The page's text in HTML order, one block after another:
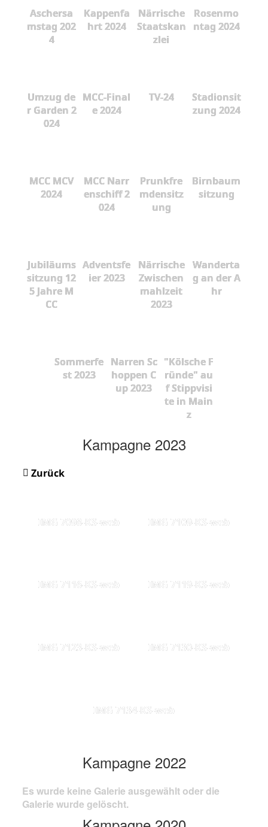
Aschersa
mstag 202
4
Kappenfa
hrt 2024
Närrische
Staatskan
zlei
Rosenmo
ntag 2024
Umzug de
r Garden 2
024
MCC-Final
e 2024
TV-24
Stadionsit
zung 2024
MCC MCV
2024
MCC Narr
enschiff 2
024
Prunkfre
mdensitz
ung
Birnbaum
sitzung
Jubiläums
sitzung 12
5 Jahre M
CC
Adventsfe
ier 2023
Närrische
Zwischen
mahlzeit
2023
Wanderta
g an der A
hr
Sommerfe
st 2023
Narren Sc
hoppen C
up 2023
"Kölsche F
ründe" au
f Stippvisi
te in Main
z
Kampagne 2023
Zurück
IMG 7098-KS-web IMG 7109-KS-web
IMG 7116-KS-web IMG 7119-KS-web
IMG 7123-KS-web IMG 7130-KS-web
IMG 7134-KS-web
Kampagne 2022
Es wurde keine Galerie ausgewählt oder die
Galerie wurde gelöscht.